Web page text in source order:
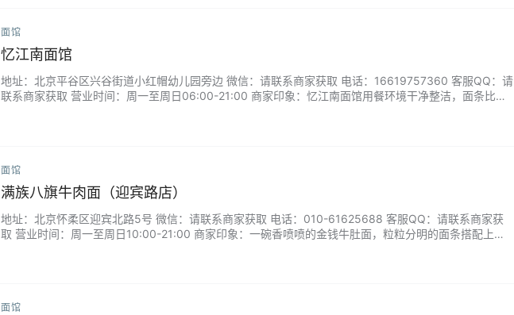
面馆
忆江南面馆
地址：北京平谷区兴谷街道小红帽幼儿园旁边 微信：请联系商家获取 电话：16619757360 客服QQ：请
联系商家获取 营业时间：周一至周日06:00-21:00 商家印象：忆江南面馆用餐环境干净整洁，面条比较
面馆
满族八旗牛肉面（迎宾路店）
地址：北京怀柔区迎宾北路5号 微信：请联系商家获取 电话：010-61625688 客服QQ：请联系商家获
取 营业时间：周一至周日10:00-21:00 商家印象：一碗香喷喷的金钱牛肚面，粒粒分明的面条搭配上牛
面馆